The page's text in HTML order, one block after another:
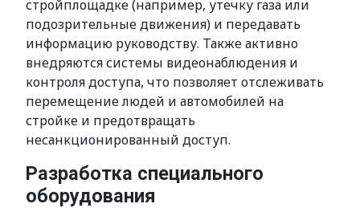
стройплощадке (например, утечку газа или
подозрительные движения) и передавать
информацию руководству. Также активно
внедряются системы видеонаблюдения и
контроля доступа, что позволяет отслеживать
перемещение людей и автомобилей на
стройке и предотвращать
несанкционированный доступ.
Разработка специального
оборудования